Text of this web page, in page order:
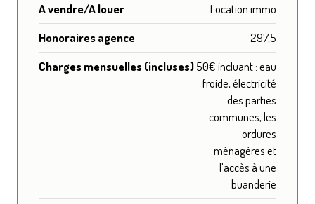
A vendre/A louer
Location immo
Honoraires agence
297,5
Charges mensuelles (incluses)50€ incluant : eau
froide, électricité
des parties
communes, les
ordures
ménagères et
l'accès à une
buanderie